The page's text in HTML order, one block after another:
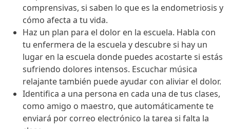
comprensivas, si saben lo que es la endometriosis y
cómo afecta a tu vida.
Haz un plan para el dolor en la escuela. Habla con
tu enfermera de la escuela y descubre si hay un
lugar en la escuela donde puedes acostarte si estás
sufriendo dolores intensos. Escuchar música
relajante también puede ayudar con aliviar el dolor.
Identifica a una persona en cada una de tus clases,
como amigo o maestro, que automáticamente te
enviará por correo electrónico la tarea si falta la